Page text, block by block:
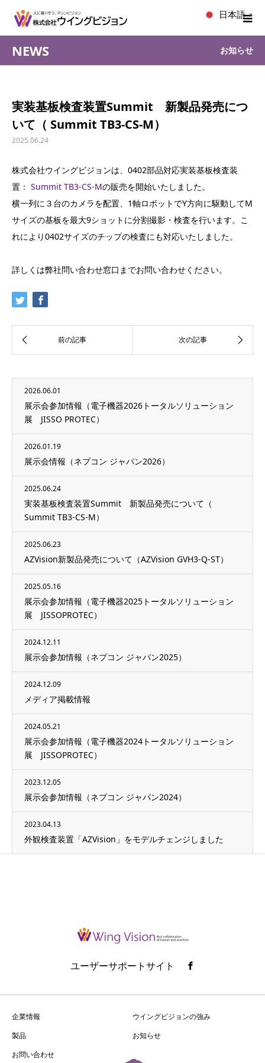
NEWS お知らせ
実装基板検査装置Summit 新製品発売につ
いて（ Summit TB3-CS-M）
2025.06.24
株式会社ウイングビジョンは、0402部品対応実装基板検査装
置： Summit TB3-CS-Mの販売を開始いたしました。
横一列に３台のカメラを配置、1軸ロボットでY方向に駆動してM
サイズの基板を最大9ショットに分割撮影・検査を行います。こ
れにより0402サイズのチップの検査にも対応いたしました。
詳しくは弊社問い合わせ窓口までお問い合わせください。
2026.06.01
展示会参加情報（電子機器2026トータルソリューション
展 JISSO PROTEC）
2026.01.19
展示会情報（ネプコン ジャパン2026）
2025.06.24
実装基板検査装置Summit 新製品発売について（
Summit TB3-CS-M）
2025.06.23
AZVision新製品発売について（AZVision GVH3-Q-ST）
2025.05.16
展示会参加情報（電子機器2025トータルソリューション
展 JISSOPROTEC）
2024.12.11
展示会参加情報（ネプコン ジャパン2025）
2024.12.09
メディア掲載情報
2024.05.21
展示会参加情報（電子機器2024トータルソリューション
展 JISSOPROTEC）
2023.12.05
展示会参加情報（ネプコン ジャパン2024）
2023.04.13
外観検査装置「AZVision」をモデルチェンジしました
ユーザーサポートサイト
企業情報
ウイングビジョンの強み
製品
お知らせ
お問い合わせ
日本語 ▼